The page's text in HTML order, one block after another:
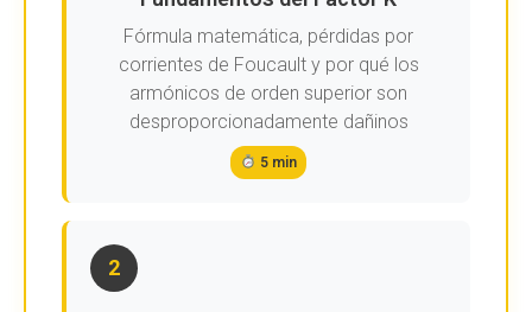
Fórmula matemática, pérdidas por
corrientes de Foucault y por qué los
armónicos de orden superior son
desproporcionadamente dañinos
5 min
2